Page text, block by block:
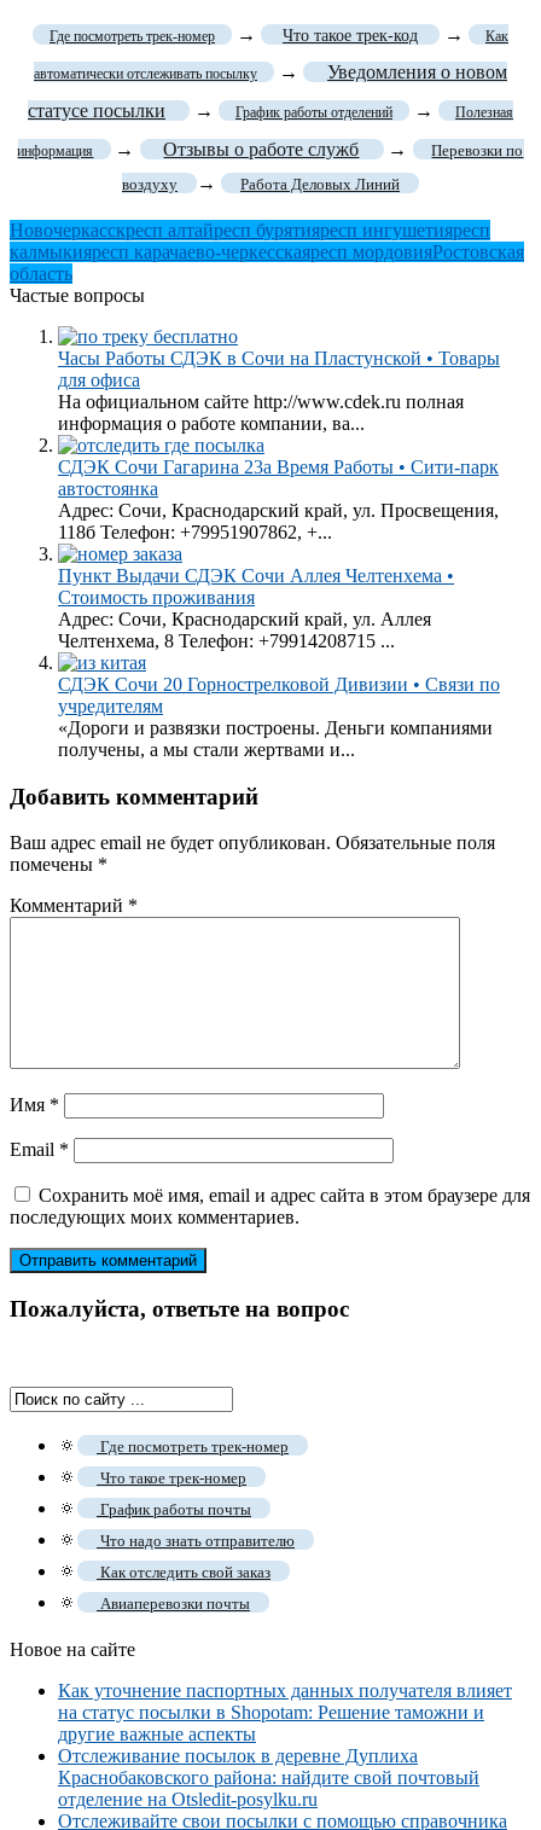
Где посмотреть трек-номер → Что такое трек-код → Как
автоматически отслеживать посылку →
Уведомления о новом
статусе посылки
→ График работы отделений → Полезная
информация → Отзывы о работе служб →
Перевозки по
воздуху
→ Работа Деловых Линий
Новочеркасскресп алтайресп бурятияресп ингушетияресп
калмыкияресп карачаево-черкесскаяресп мордовияРостовская
область
Частые вопросы
Часы Работы СДЭК в Сочи на Пластунской • Товары
для офиса
На официальном сайте http://www.cdek.ru полная
информация о работе компании, ва...
СДЭК Сочи Гагарина 23а Время Работы • Сити-парк
автостоянка
Адрес: Сочи, Краснодарский край, ул. Просвещения,
118б Телефон: +79951907862, +...
Пункт Выдачи СДЭК Сочи Аллея Челтенхема •
Стоимость проживания
Адрес: Сочи, Краснодарский край, ул. Аллея
Челтенхема, 8 Телефон: +79914208715 ...
СДЭК Сочи 20 Горнострелковой Дивизии • Связи по
учредителям
«Дороги и развязки построены. Деньги компаниями
получены, а мы стали жертвами и...
Добавить комментарий
Ваш адрес email не будет опубликован. Обязательные поля
помечены *
Комментарий *
Имя *
Email *
Сохранить моё имя, email и адрес сайта в этом браузере для
последующих моих комментариев.
Пожалуйста, ответьте на вопрос
🔅 Где посмотреть трек-номер
🔅 Что такое трек-номер
🔅 График работы почты
🔅 Что надо знать отправителю
🔅 Как отследить свой заказ
🔅 Авиаперевозки почты
Новое на сайте
Как уточнение паспортных данных получателя влияет
на статус посылки в Shopotam: Решение таможни и
другие важные аспекты
Отслеживание посылок в деревне Дуплиха
Краснобаковского района: найдите свой почтовый
отделение на Otsledit-posylku.ru
Отслеживайте свои посылки с помощью справочника